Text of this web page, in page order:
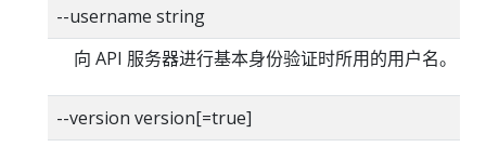
--username string
向 API 服务器进行基本身份验证时所用的用户名。
--version version[=true]